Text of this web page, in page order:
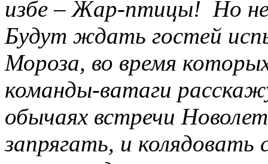
избе – Жар-птицы! Но не
Будут ждать гостей
Мороза, во время
команды-ватаги
обычаях встречи
запрягать, и колядовать